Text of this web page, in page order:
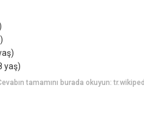
yaş)
tamamını burada okuyun: